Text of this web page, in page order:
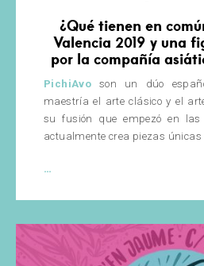
¿Qué tienen en
Valencia 2019 y una
por la compañía
PichiAvo son un dúo
maestría el arte clásico y el
su fusión que empezó en
actualmente crea piezas únicas
…
Urban
Mythology